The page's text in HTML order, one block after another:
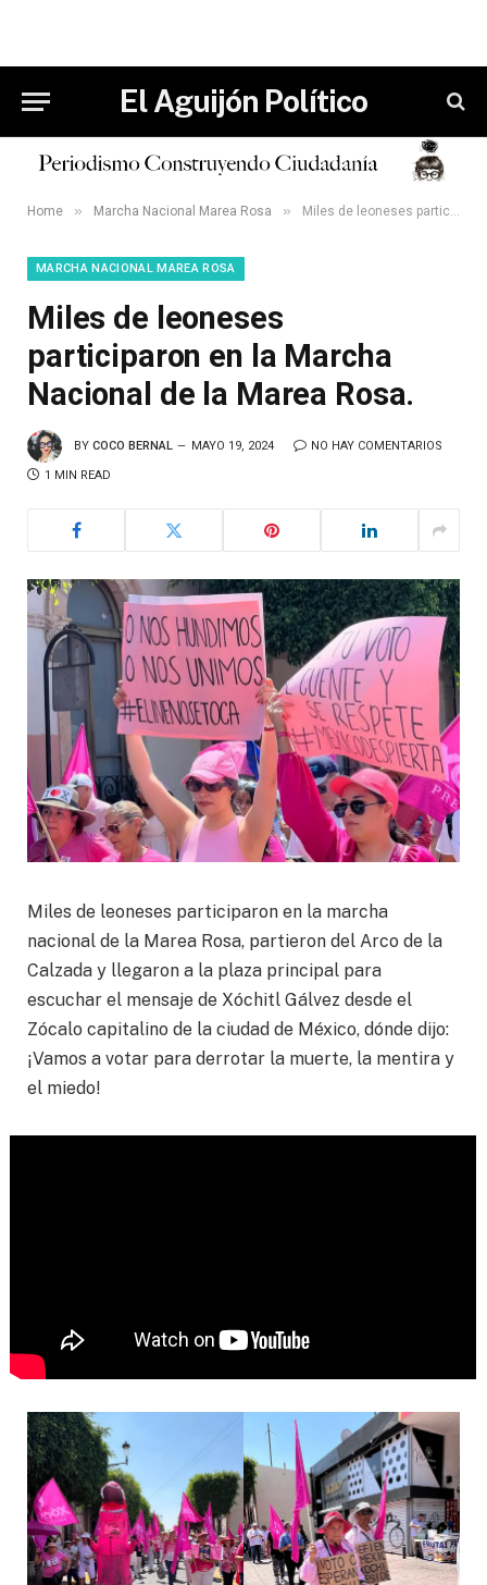
El Aguijón Político
Home » Marcha Nacional Marea Rosa » Miles de leoneses participaron en la Marcha Nacional de la Marea Rosa.
MARCHA NACIONAL MAREA ROSA
Miles de leoneses
participaron en la Marcha
Nacional de la Marea Rosa.
BY COCO BERNAL MAYO 19, 2024 NO HAY COMENTARIOS
1 MIN READ
Miles de leoneses participaron en la marcha
nacional de la Marea Rosa, partieron del Arco de la
Calzada y llegaron a la plaza principal para
escuchar el mensaje de Xóchitl Gálvez desde el
Zócalo capitalino de la ciudad de México, dónde dijo:
¡Vamos a votar para derrotar la muerte, la mentira y
el miedo!